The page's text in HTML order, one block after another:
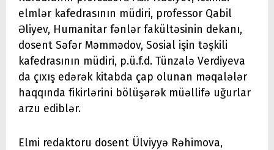
elmlər kafedrasının müdiri, professor Qabil
Əliyev, Humanitar fənlər fakültəsinin dekanı,
dosent Səfər Məmmədov, Sosial işin təşkili
kafedrasının müdiri, p.ü.f.d. Tünzalə Verdiyeva
da çıxış edərək kitabda çap olunan məqalələr
haqqında fikirlərini bölüşərək müəllifə uğurlar
arzu ediblər.
Elmi redaktoru dosent Ülviyyə Rəhimova,